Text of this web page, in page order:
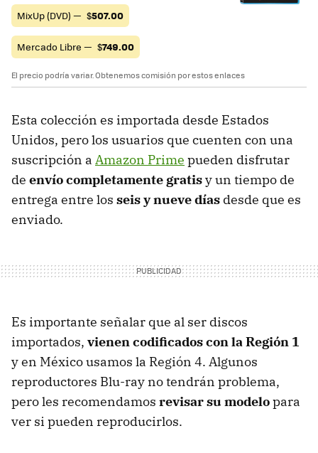
MixUp (DVD) — $507.00
Mercado Libre — $749.00
El precio podría variar. Obtenemos comisión por estos enlaces
Esta colección es importada desde Estados
Unidos, pero los usuarios que cuenten con una
suscripción a Amazon Prime pueden disfrutar
de envío completamente gratisy un tiempo de
entrega entre los seis y nueve días desde que es
enviado.
Es importante señalar que al ser discos
importados, vienen codificados con la Región 1
y en México usamos la Región 4. Algunos
reproductores Blu-ray no tendrán problema,
pero les recomendamos revisar su modelopara
ver si pueden reproducirlos.